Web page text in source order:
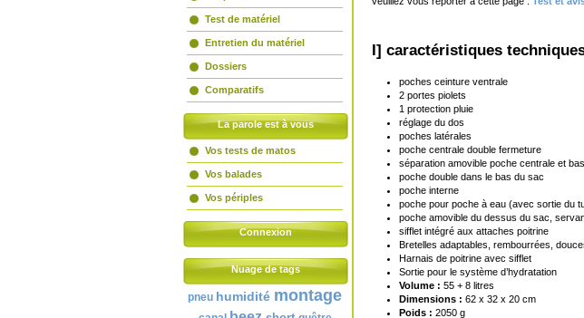
Test de matériel
Entretien du matériel
Dossiers
Comparatifs
La parole est à vous
Vos tests de matos
Vos balades
Vos périples
Connexion
Nuage de tags
pneu humidité montage
I] caractéristiques
poches ceinture ventrale
2 portes piolets
1 protection pluie
réglage du dos
poches latérales
poche centrale double fermeture
séparation amovible poche centrale et
poche double dans le bas du sac
poche interne
poche pour poche à eau (avec sortie du
poche amovible du dessus du sac,
sifflet intégré aux attaches poitrine
Bretelles adaptables, rembourrées,
Harnais de poitrine avec sifflet
Sortie pour le système d’hydratation
Volume : 55 + 8 litres
Dimensions : 62 x 32 x 20 cm
Poids : 2050 g